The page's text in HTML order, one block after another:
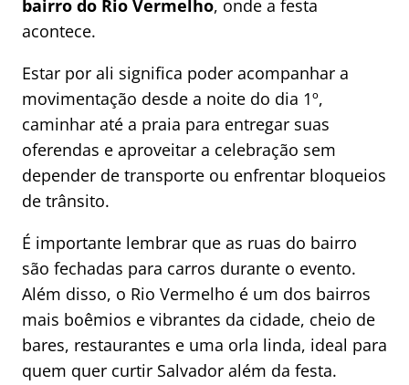
bairro do Rio Vermelho, onde a festa
acontece.
Estar por ali significa poder acompanhar a
movimentação desde a noite do dia 1º,
caminhar até a praia para entregar suas
oferendas e aproveitar a celebração sem
depender de transporte ou enfrentar bloqueios
de trânsito.
É importante lembrar que as ruas do bairro
são fechadas para carros durante o evento.
Além disso, o Rio Vermelho é um dos bairros
mais boêmios e vibrantes da cidade, cheio de
bares, restaurantes e uma orla linda, ideal para
quem quer curtir Salvador além da festa.